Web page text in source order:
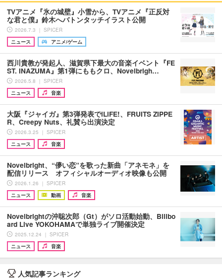
TVアニメ『氷の城壁』小雪から、TVアニメ『正反対
な君と僕』鈴木へバトンタッチイラスト公開
2026.7.3 ｜ SPICER
ニュース
アニメ/ゲーム
西川貴教が発起人、滋賀県下最大の音楽イベント『FE
ST. INAZUMA』第1弾にももクロ、Novelbrigh…
2026.5.8 ｜ SPICER
ニュース
音楽
大阪『ジャイガ』第3弾発表でiLiFE!、FRUITS ZIPPE
R、Creepy Nuts、礼賛ら出演決定
2026.3.25 ｜ SPICER
ニュース
音楽
Novelbright、“儚い恋”を歌った新曲「アネモネ」を
配信リリース オフィシャルオーディオ映像も公開
2026.1.26 ｜ SPICER
ニュース
動画 音楽
Novelbrightの沖聡次郎（Gt）がソロ活動始動、Billbo
ard Live YOKOHAMAで単独ライブ開催決定
2025.12.24 ｜ SPICER
ニュース
音楽
人気記事ランキング